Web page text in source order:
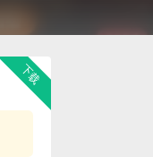
下载